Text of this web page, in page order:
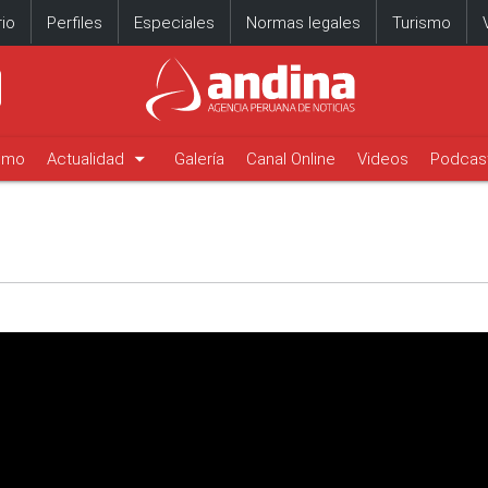
Perfiles Especiales Normas legales Turismo
Actualidad arrow_drop_down Galería Canal Online Videos